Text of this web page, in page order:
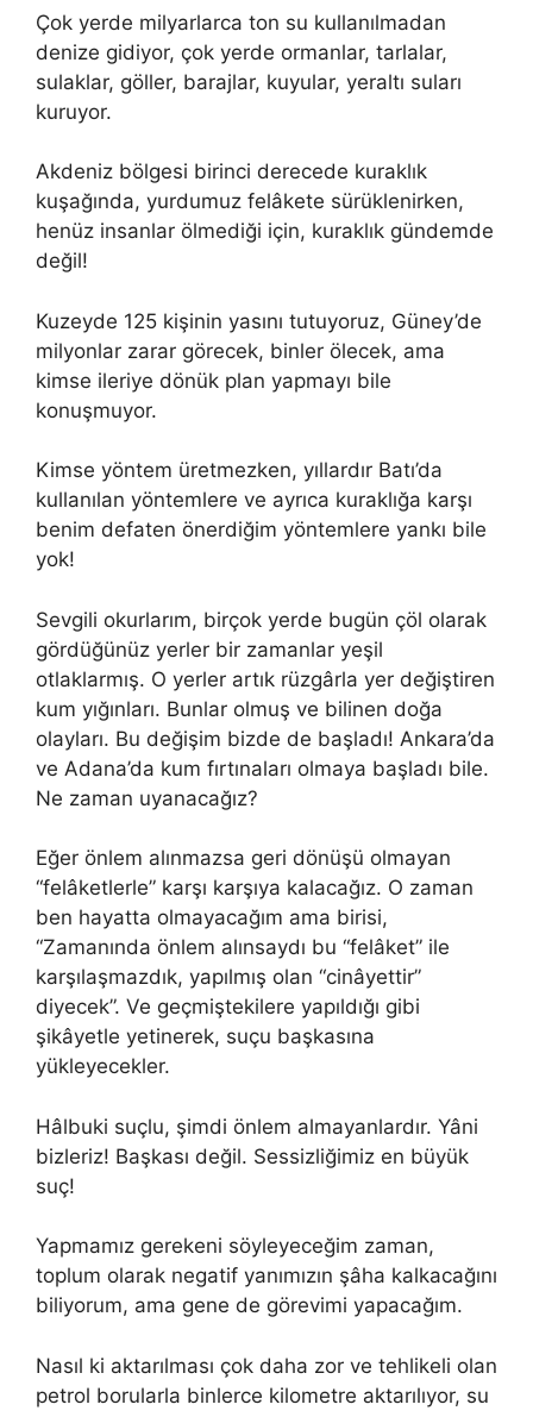
Çok yerde milyarlarca ton su kullanılmadan
denize gidiyor, çok yerde ormanlar, tarlalar,
sulaklar, göller, barajlar, kuyular, yeraltı suları
kuruyor.
Akdeniz bölgesi birinci derecede kuraklık
kuşağında, yurdumuz felâkete sürüklenirken,
henüz insanlar ölmediği için, kuraklık gündemde
değil!
Kuzeyde 125 kişinin yasını tutuyoruz, Güney’de
milyonlar zarar görecek, binler ölecek, ama
kimse ileriye dönük plan yapmayı bile
konuşmuyor.
Kimse yöntem üretmezken, yıllardır Batı’da
kullanılan yöntemlere ve ayrıca kuraklığa karşı
benim defaten önerdiğim yöntemlere yankı bile
yok!
Sevgili okurlarım, birçok yerde bugün çöl olarak
gördüğünüz yerler bir zamanlar yeşil
otlaklarmış. O yerler artık rüzgârla yer değiştiren
kum yığınları. Bunlar olmuş ve bilinen doğa
olayları. Bu değişim bizde de başladı! Ankara’da
ve Adana’da kum fırtınaları olmaya başladı bile.
Ne zaman uyanacağız?
Eğer önlem alınmazsa geri dönüşü olmayan
“felâketlerle” karşı karşıya kalacağız. O zaman
ben hayatta olmayacağım ama birisi,
“Zamanında önlem alınsaydı bu “felâket” ile
karşılaşmazdık, yapılmış olan “cinâyettir”
diyecek”. Ve geçmiştekilere yapıldığı gibi
şikâyetle yetinerek, suçu başkasına
yükleyecekler.
Hâlbuki suçlu, şimdi önlem almayanlardır. Yâni
bizleriz! Başkası değil. Sessizliğimiz en büyük
suç!
Yapmamız gerekeni söyleyeceğim zaman,
toplum olarak negatif yanımızın şâha kalkacağını
biliyorum, ama gene de görevimi yapacağım.
Nasıl ki aktarılması çok daha zor ve tehlikeli olan
petrol borularla binlerce kilometre aktarılıyor, su